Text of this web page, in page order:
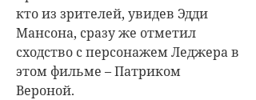
кто из зрителей, увидев Эдди
Мансона, сразу же отметил
сходство с персонажем Леджера в
этом фильме – Патриком
Вероной.